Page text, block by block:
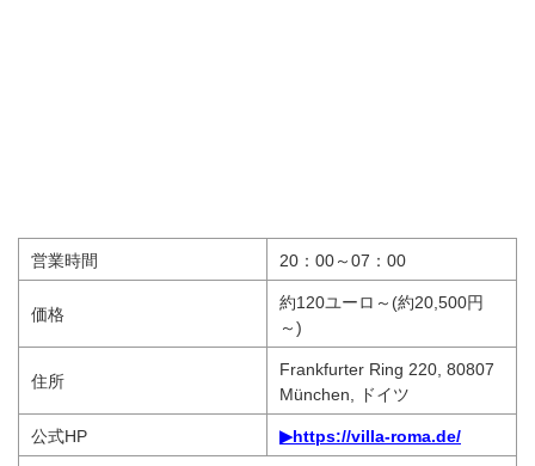
営業時間 20：00～07：00
価格
約120ユーロ～(約20,500円
～)
住所
Frankfurter Ring 220, 80807
München, ドイツ
公式HP ▶https://villa-roma.de/